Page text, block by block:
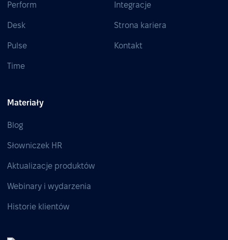
Perform
Desk
Pulse
Time
Integracje
Strona kariera
Kontakt
Materiały
Blog
Słowniczek HR
Aktualizacje produktów
Webinary i wydarzenia
Historie klientów